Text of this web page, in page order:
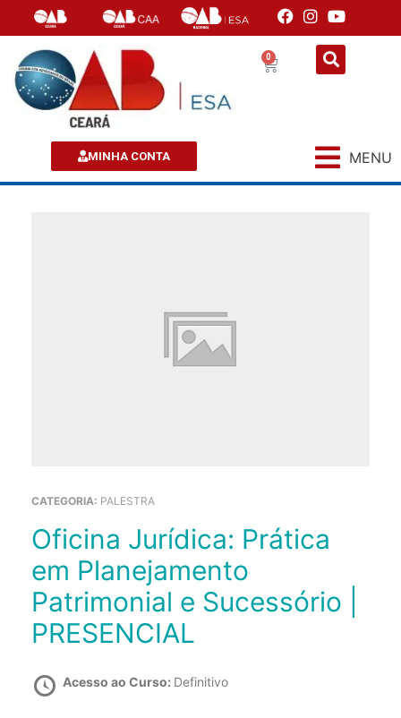
0
MINHA CONTA MENU
CATEGORIA: PALESTRA
Oficina Jurídica: Prática
em Planejamento
Patrimonial e Sucessório |
PRESENCIAL
Acesso ao Curso: Definitivo